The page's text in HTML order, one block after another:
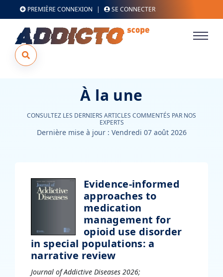
PREMIÈRE CONNEXION | SE CONNECTER
À la une
CONSULTEZ LES DERNIERS ARTICLES COMMENTÉS PAR NOS
EXPERTS
Dernière mise à jour : Vendredi 07 août 2026
Evidence-informed
approaches to
medication
management for
opioid use disorder
in special populations: a
narrative review
Journal of Addictive Diseases 2026;